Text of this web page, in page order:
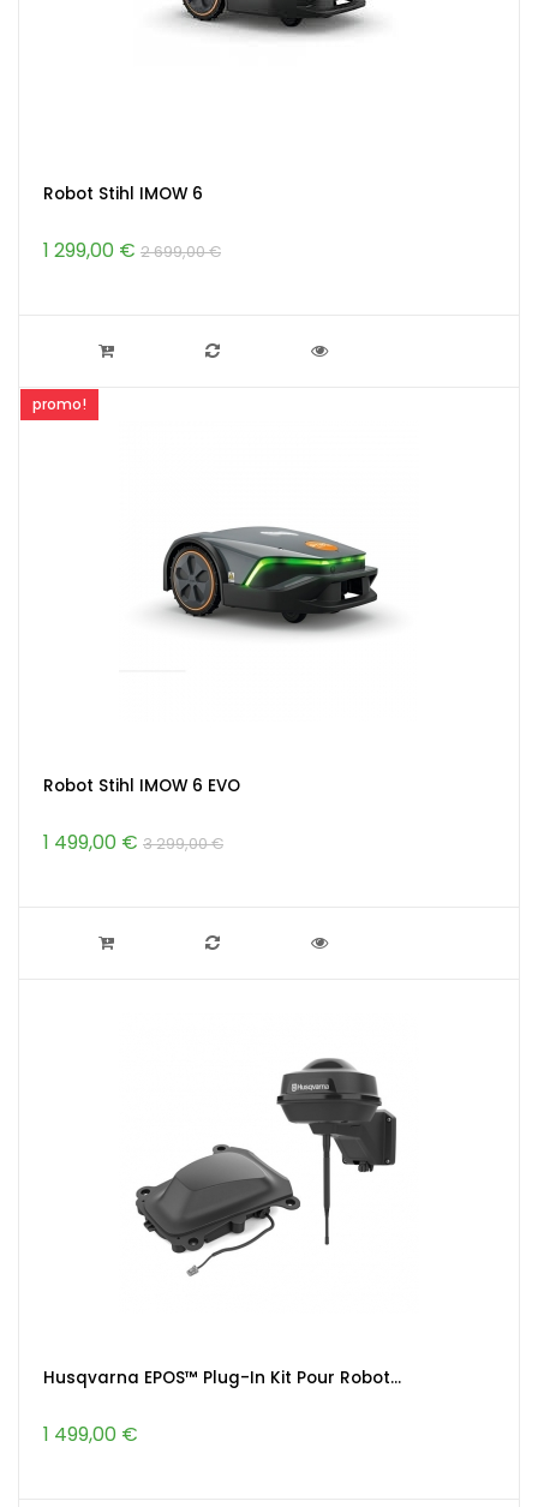
Robot Stihl IMOW 6
1 299,00 € 2 699,00 €
promo!
Robot Stihl IMOW 6 EVO
1 499,00 € 3 299,00 €
Husqvarna EPOS™ Plug-In Kit Pour Robot...
1 499,00 €